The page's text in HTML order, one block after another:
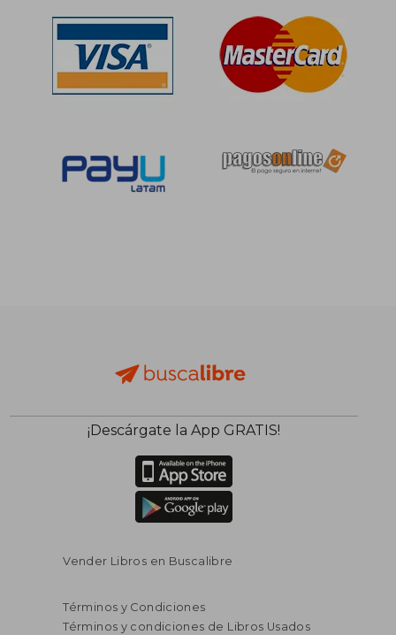
¡Descárgate la App GRATIS!
Vender Libros en Buscalibre
Términos y Condiciones
Términos y condiciones de Libros Usados